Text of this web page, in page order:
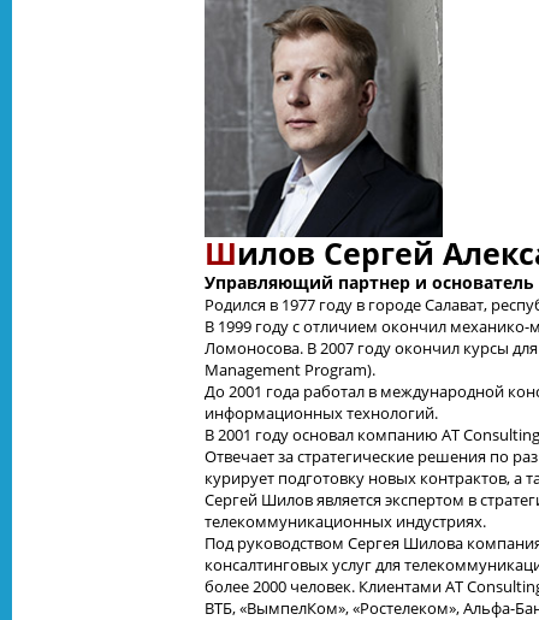
Шилов Сергей
Управляющий партнер и
Родился в 1977 году в городе Салават,
В 1999 году с отличием окончил
Ломоносова. В 2007 году окончил курсы
Management Program).
До 2001 года работал в международной
информационных технологий.
В 2001 году основал компанию AT
Отвечает за стратегические решения по
курирует подготовку новых контрактов, а
Сергей Шилов является экспертом в
телекоммуникационных индустриях.
Под руководством Сергея Шилова
консалтинговых услуг для
более 2000 человек. Клиентами AT
ВТБ, «ВымпелКом», «Ростелеком», Альфа-